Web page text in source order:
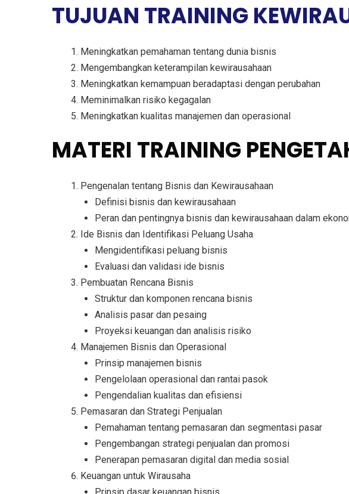
TUJUAN TRAINING
Meningkatkan pemahaman tentang dunia bisnis
Mengembangkan keterampilan kewirausahaan
Meningkatkan kemampuan beradaptasi dengan perubahan
Meminimalkan risiko kegagalan
Meningkatkan kualitas manajemen dan operasional
MATERI TRAINING
Pengenalan tentang Bisnis dan Kewirausahaan
Definisi bisnis dan kewirausahaan
Peran dan pentingnya bisnis dan kewirausahaan dalam
Ide Bisnis dan Identifikasi Peluang Usaha
Mengidentifikasi peluang bisnis
Evaluasi dan validasi ide bisnis
Pembuatan Rencana Bisnis
Struktur dan komponen rencana bisnis
Analisis pasar dan pesaing
Proyeksi keuangan dan analisis risiko
Manajemen Bisnis dan Operasional
Prinsip manajemen bisnis
Pengelolaan operasional dan rantai pasok
Pengendalian kualitas dan efisiensi
Pemasaran dan Strategi Penjualan
Pemahaman tentang pemasaran dan segmentasi pasar
Pengembangan strategi penjualan dan promosi
Penerapan pemasaran digital dan media sosial
Keuangan untuk Wirausaha